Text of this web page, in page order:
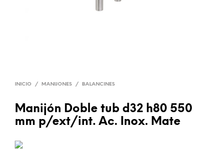
INICIO / MANIJONES / BALANCINES
Manijón Doble tub d32 h80 550
mm p/ext/int. Ac. Inox. Mate